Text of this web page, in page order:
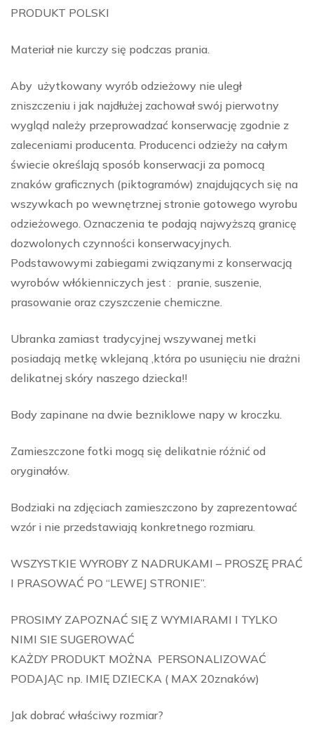
PRODUKT POLSKI
Materiał nie kurczy się podczas prania.
Aby użytkowany wyrób odzieżowy nie uległ
zniszczeniu i jak najdłużej zachował swój pierwotny
wygląd należy przeprowadzać konserwację zgodnie z
zaleceniami producenta. Producenci odzieży na całym
świecie określają sposób konserwacji za pomocą
znaków graficznych (piktogramów) znajdujących się na
wszywkach po wewnętrznej stronie gotowego wyrobu
odzieżowego. Oznaczenia te podają najwyższą granicę
dozwolonych czynności konserwacyjnych.
Podstawowymi zabiegami związanymi z konserwacją
wyrobów włókienniczych jest : pranie, suszenie,
prasowanie oraz czyszczenie chemiczne.
Ubranka zamiast tradycyjnej wszywanej metki
posiadają metkę wklejaną ,która po usunięciu nie drażni
delikatnej skóry naszego dziecka!!
Body zapinane na dwie bezniklowe napy w kroczku.
Zamieszczone fotki mogą się delikatnie różnić od
oryginałów.
Bodziaki na zdjęciach zamieszczono by zaprezentować
wzór i nie przedstawiają konkretnego rozmiaru.
WSZYSTKIE WYROBY Z NADRUKAMI – PROSZĘ PRAĆ
I PRASOWAĆ PO “LEWEJ STRONIE”.
PROSIMY ZAPOZNAĆ SIĘ Z WYMIARAMI I TYLKO
NIMI SIE SUGEROWAĆ
KAŻDY PRODUKT MOŻNA PERSONALIZOWAĆ
PODAJĄC np. IMIĘ DZIECKA ( MAX 20znaków)
Jak dobrać właściwy rozmiar?